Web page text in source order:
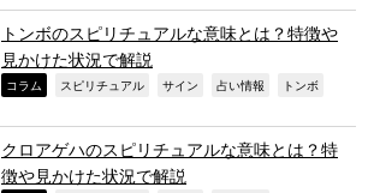
トンボのスピリチュアルな意味とは？特徴や
見かけた状況で解説
コラム スピリチュアル サイン 占い情報 トンボ
クロアゲハのスピリチュアルな意味とは？特
徴や見かけた状況で解説